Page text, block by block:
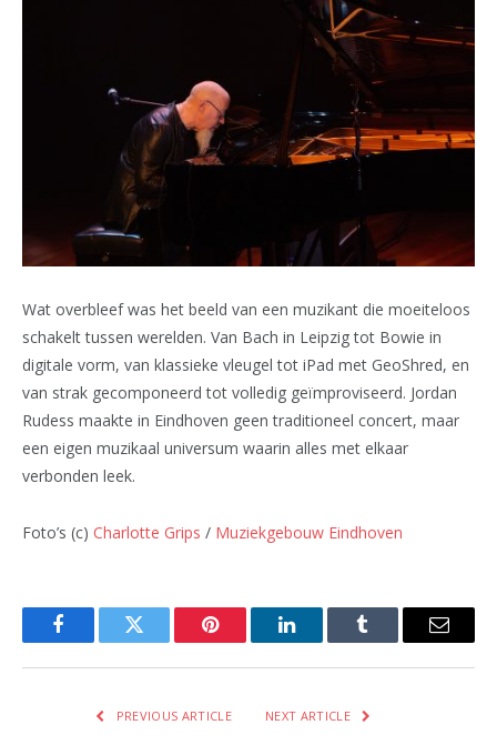
Wat overbleef was het beeld van een muzikant die moeiteloos
schakelt tussen werelden. Van Bach in Leipzig tot Bowie in
digitale vorm, van klassieke vleugel tot iPad met GeoShred, en
van strak gecomponeerd tot volledig geïmproviseerd. Jordan
Rudess maakte in Eindhoven geen traditioneel concert, maar
een eigen muzikaal universum waarin alles met elkaar
verbonden leek.
Foto’s (c) Charlotte Grips / Muziekgebouw Eindhoven
FacebookTwitter Pinterest LinkedInTumblr Email
PREVIOUS ARTICLE NEXT ARTICLE